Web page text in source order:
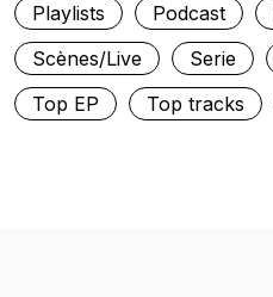
Playlists
Podcast
Scènes/Live
Serie
Top EP
Top tracks